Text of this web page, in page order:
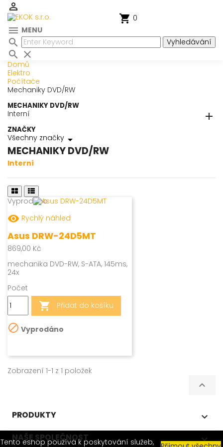
Tento eshop používá k poskytování služeb,

shopping_cart 0
 MENU
 Vyhledávání
 close
Domů
Elektro
Počítače
Mechaniky DVD/RW
MECHANIKY DVD/RW
Interní 
ZNAČKY
Všechny značky arrow_drop_down
MECHANIKY DVD/RW
Interní
Vyprodáno
remove_red_eye Rychlý náhled
Asus DRW-24D5MT
869,00 Kč
mechanika DVD-RW, S-ATA, 145ms,
24x
Počet
 Přidat do košíku
 Vyprodáno
Zobrazení 1-1 z 1 položek

PRODUKTY 
NAŠE SPOLEČNOST 